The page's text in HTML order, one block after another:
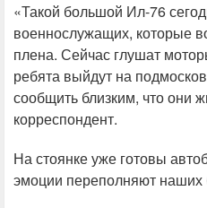
«Такой большой Ил-76
военнослужащих, которые
плена. Сейчас глушат
ребята выйдут на
сообщить близким, что они
корреспондент.
На стоянке уже готовы
эмоции переполняют наших